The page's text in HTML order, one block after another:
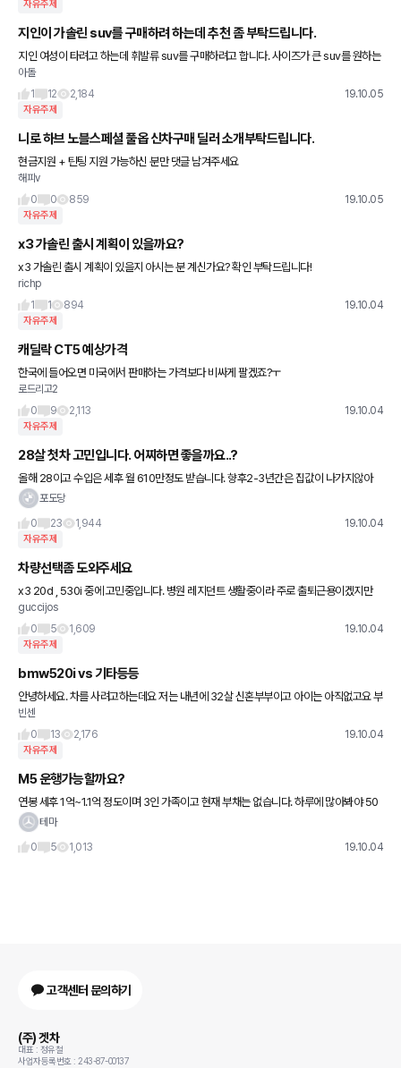
자유주제
지인이 가솔린 suv를 구매하려 하는데 추천 좀 부탁드립니다.
지인 여성이 타려고 하는데 휘발류 suv를 구매하려고 합니다. 사이즈가 큰 suv를 원하는
데 가격은 4~5천만원대를 생각하는데 어떤게 좋을지 모르겠네요 그랜드체로키 펠리세
이드 트레버스 익스플로러
아돌
1
12 2,184 19.10.05
자유주제
니로 하브 노블스페셜 풀옵 신차구매 딜러 소개부탁드립니다.
현금지원 + 틴팅 지원 가능하신 분만 댓글 남겨주세요
해피v
0
0 859 19.10.05
자유주제
x3 가솔린 출시 계획이 있을까요?
x3 가솔린 출시 계획이 있을지 아시는 분 계신가요? 확인 부탁드립니다!
richp
1
1 894 19.10.04
자유주제
캐딜락 CT5 예상가격
한국에 들어오면 미국에서 판매하는 가격보다 비싸게 팔겠죠?ㅜ
로드리고2
0
9 2,113 19.10.04
자유주제
28살 첫차 고민입니다. 어찌하면 좋을까요..?
올해 28이고 수입은 세후 월 610만정도 받습니다. 향후2-3년간은 집값이 나가지않아
고정지출금액은 적습니다. 현재 2천만원정도 모아놨고 나중에 언제 외제차 타보나 20대
포도당
0
23 1,944 19.10.04
자유주제
차량선택좀 도와주세요
x3 20d , 530i 중에 고민중입니다. 병원 레지던트 생활중이라 주로 출퇴근용이겠지만
가끔 캠핑도 다니기도하는 30살 남자입니다. 530좀 아재가타는거 같다고 친구들은 x3
가라하는데 조언좀
guccijos
0
5 1,609 19.10.04
자유주제
bmw520i vs 기타등등
안녕하세요. 차를 사려고하는데요 저는 내년에 32살 신혼부부이고 아이는 아직없고요 부
부공무원입니다. 내후년쯤 아기계획있구요,, 둘이 실수령액합치면 연7500(세후) 정도됩
니다. 34평짜리 집있구요
빈센
0
13 2,176 19.10.04
자유주제
M5 운행가능할까요?
연봉 세후 1억~1.1억 정도이며 3인 가족이고 현재 부채는 없습니다. 하루에 많아봐야 50
km주행하며 1년에 2~3번정도 장거리 주행있습니다. 가능할까요?
테마
0
5 1,013 19.10.04
고객센터 문의하기
(주) 겟차
대표 : 정유철
사업자등록번호 : 243-87-00137